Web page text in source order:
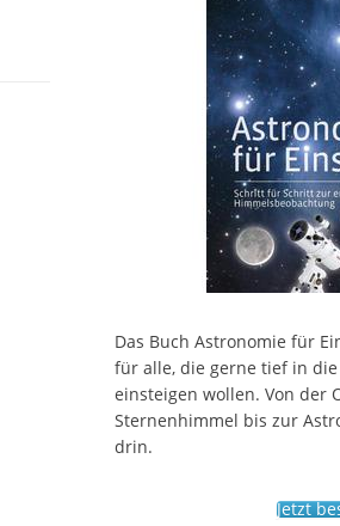
Das Buch Astronomie für
für alle, die gerne tief in
einsteigen wollen. Von der
Sternenhimmel bis zur
drin.
Jetzt